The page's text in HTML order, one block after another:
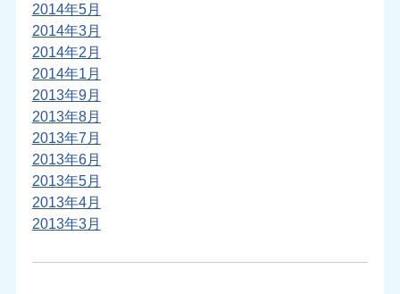
2014年5月
2014年3月
2014年2月
2014年1月
2013年9月
2013年8月
2013年7月
2013年6月
2013年5月
2013年4月
2013年3月